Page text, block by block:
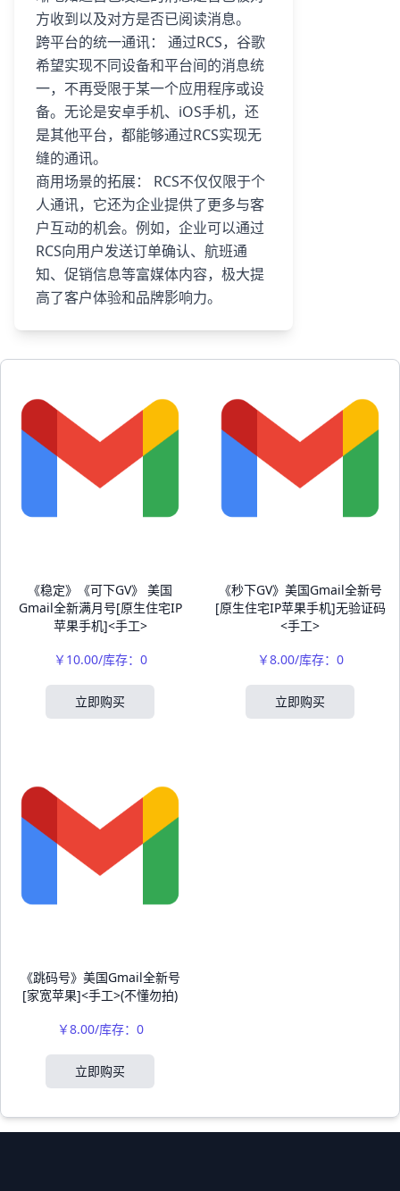
方收到以及对方是否已阅读消息。
跨平台的统一通讯： 通过RCS，谷歌
希望实现不同设备和平台间的消息统
一，不再受限于某一个应用程序或设
备。无论是安卓手机、iOS手机，还
是其他平台，都能够通过RCS实现无
缝的通讯。
商用场景的拓展： RCS不仅仅限于个
人通讯，它还为企业提供了更多与客
户互动的机会。例如，企业可以通过
RCS向用户发送订单确认、航班通
知、促销信息等富媒体内容，极大提
高了客户体验和品牌影响力。
《稳定》《可下GV》 美国
Gmail全新满月号[原生住宅IP
苹果手机]<手工>
￥10.00/库存：0
立即购买
《秒下GV》美国Gmail全新号
[原生住宅IP苹果手机]无验证码
<手工>
￥8.00/库存：0
立即购买
《跳码号》美国Gmail全新号
[家宽苹果]<手工>(不懂勿拍)
￥8.00/库存：0
立即购买